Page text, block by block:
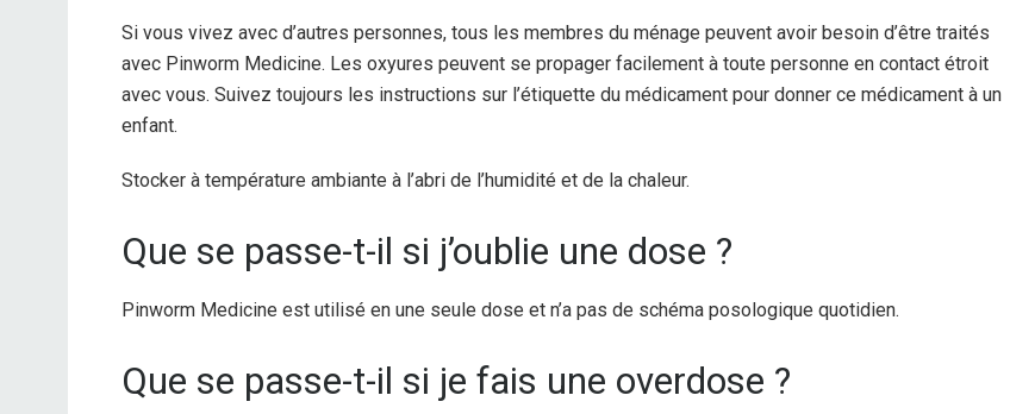
Si vous vivez avec d’autres personnes, tous les membres du ménage peuvent avoir besoin d’être traités
avec Pinworm Medicine. Les oxyures peuvent se propager facilement à toute personne en contact étroit
avec vous. Suivez toujours les instructions sur l’étiquette du médicament pour donner ce médicament à un
enfant.
Stocker à température ambiante à l’abri de l’humidité et de la chaleur.
Que se passe-t-il si j’oublie une dose ?
Pinworm Medicine est utilisé en une seule dose et n’a pas de schéma posologique quotidien.
Que se passe-t-il si je fais une overdose ?